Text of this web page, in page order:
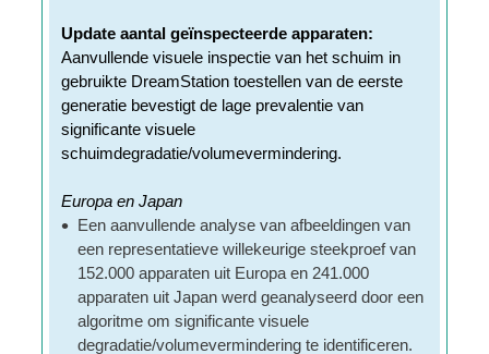
Update aantal geïnspecteerde apparaten:
Aanvullende visuele inspectie van het schuim in
gebruikte DreamStation toestellen van de eerste
generatie bevestigt de lage prevalentie van
significante visuele
schuimdegradatie/volumevermindering.
Europa en Japan
Een aanvullende analyse van afbeeldingen van
een representatieve willekeurige steekproef van
152.000 apparaten uit Europa en 241.000
apparaten uit Japan werd geanalyseerd door een
algoritme om significante visuele
degradatie/volumevermindering te identificeren.